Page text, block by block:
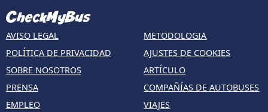
AVISO LEGAL
POLÍTICA DE PRIVACIDAD
SOBRE NOSOTROS
PRENSA
EMPLEO
METODOLOGIA
AJUSTES DE COOKIES
ARTÍCULO
COMPAÑÍAS DE AUTOBUSES
VIAJES